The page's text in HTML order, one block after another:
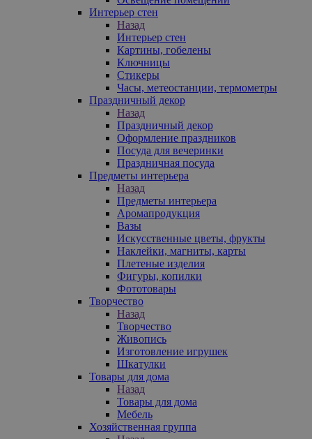
Интерьер стен
Назад
Интерьер стен
Картины, гобелены
Ключницы
Стикеры
Часы, метеостанции, термометры
Праздничный декор
Назад
Праздничный декор
Оформление праздников
Посуда для вечеринки
Праздничная посуда
Предметы интерьера
Назад
Предметы интерьера
Аромапродукция
Вазы
Искусственные цветы, фрукты
Наклейки, магниты, карты
Плетеные изделия
Фигуры, копилки
Фототовары
Творчество
Назад
Творчество
Живопись
Изготовление игрушек
Шкатулки
Товары для дома
Назад
Товары для дома
Мебель
Хозяйственная группа